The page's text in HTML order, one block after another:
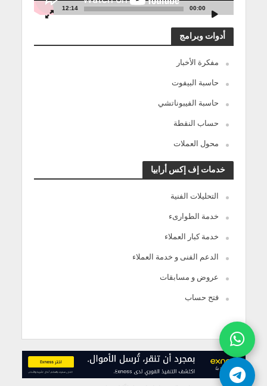
00:00
12:14
أدوات وبرامج
مفكرة الأخبار
حاسبة البيفوت
حاسبة الفيبوناتشي
حساب النقطة
محول العملات
خدمات إف إكس أرابيا
التحليلات الفنية
خدمة الطوارىء
خدمة كبار العملاء
الدعم الفنى و خدمة العملاء
عروض و مسابقات
فتح حساب